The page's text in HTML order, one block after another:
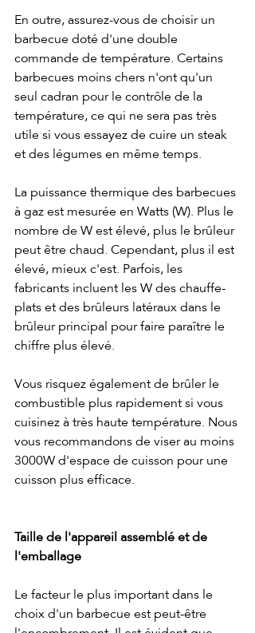
En outre, assurez-vous de choisir un
barbecue doté d'une double
commande de température. Certains
barbecues moins chers n'ont qu'un
seul cadran pour le contrôle de la
température, ce qui ne sera pas très
utile si vous essayez de cuire un steak
et des légumes en même temps.
La puissance thermique des barbecues
à gaz est mesurée en Watts (W). Plus le
nombre de W est élevé, plus le brûleur
peut être chaud. Cependant, plus il est
élevé, mieux c'est. Parfois, les
fabricants incluent les W des chauffe-
plats et des brûleurs latéraux dans le
brûleur principal pour faire paraître le
chiffre plus élevé.
Vous risquez également de brûler le
combustible plus rapidement si vous
cuisinez à très haute température. Nous
vous recommandons de viser au moins
3000W d'espace de cuisson pour une
cuisson plus efficace.
Taille de l'appareil assemblé et de
l'emballage
Le facteur le plus important dans le
choix d'un barbecue est peut-être